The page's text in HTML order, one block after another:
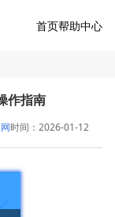
首页帮助中心
作指南
时间：2026-01-12